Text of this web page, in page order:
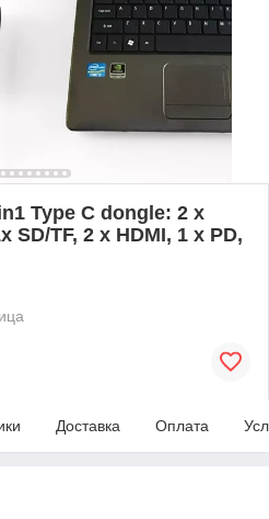
Type C dongle: 2 x
SD/TF, 2 x HDMI, 1 x PD,
Доставка Оплата